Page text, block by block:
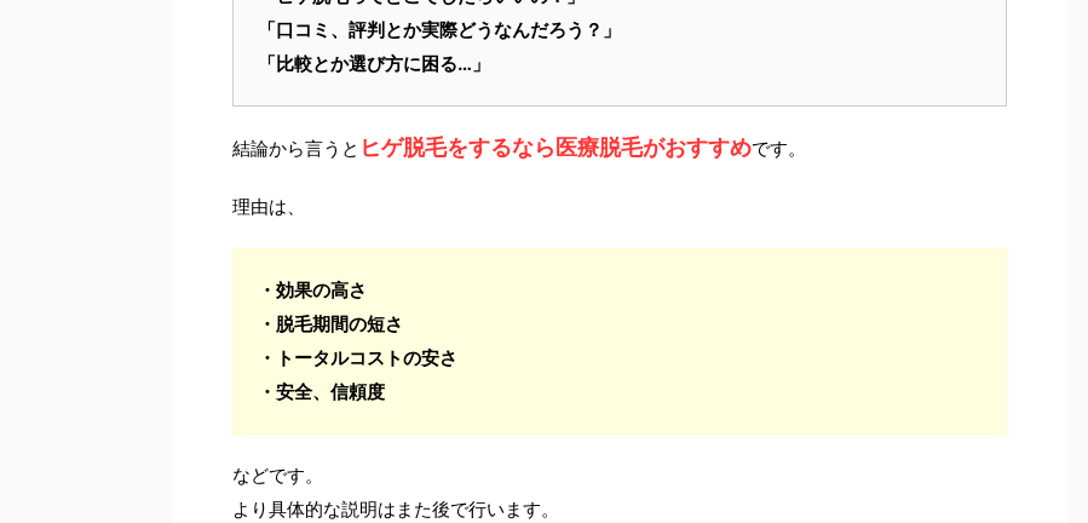
「口コミ、評判とか実際どうなんだろう？」
「比較とか選び方に困る…」
結論から言うと ヒゲ脱毛をするなら医療脱毛がおすすめです。
理由は、
・効果の高さ
・脱毛期間の短さ
・トータルコストの安さ
・安全、信頼度
などです。
より具体的な説明はまた後で行います。